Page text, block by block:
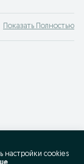
Каган. Огромная
Показать Полностью
настройки cookies